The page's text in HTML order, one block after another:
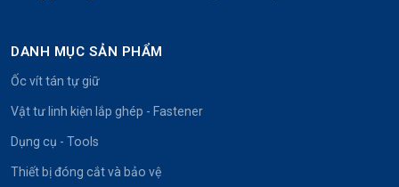
DANH MỤC SẢN PHẨM
Ốc vít tán tự giữ
Vật tư linh kiện lắp ghép - Fastener
Dụng cụ - Tools
Thiết bị đóng cắt và bảo vệ